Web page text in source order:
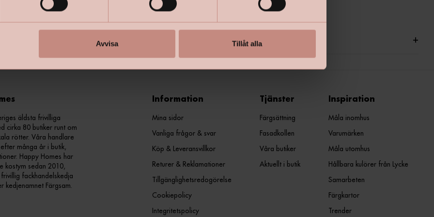
Avvisa Tillåt alla
Specifikationer +
äldsta frivilliga
cirka 80 butiker runt om
rötter. Våra handlare
många år i butik,
Happy Homes har
kostym sedan 2010,
fackhandelskedja
kedjenamnet Färgsam.
Information
Mina sidor
Vanliga frågor & svar
Köp & Leveransvillkor
Returer & Reklamationer
Tillgänglighetsredogörelse
Cookiepolicy
Integritetspolicy
Tjänster
Färgsättning
Fasadkollen
Våra butiker
Aktuellt i butik
Inspiration
Måla inomhus
Varumärken
Måla utomhus
Hållbara kulörer från Lycke
Samarbeten
Färgkartor
Trender